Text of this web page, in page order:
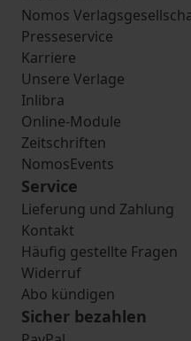
Nomos
Presseservice
Karriere
Unsere Verlage
Inlibra
Online-Module
Zeitschriften
NomosEvents
Service
Lieferung und Zahlung
Kontakt
Häufig gestellte Fragen
Widerruf
Abo kündigen
Sicher bezahlen